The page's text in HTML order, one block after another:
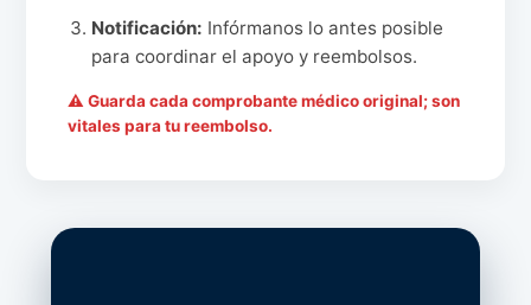
Notificación: Infórmanos lo antes posible
para coordinar el apoyo y reembolsos.
⚠ Guarda cada comprobante médico original; son
vitales para tu reembolso.